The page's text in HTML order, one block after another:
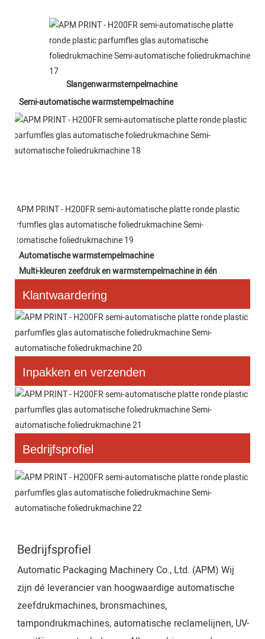
Slangenwarmstempelmachine
Semi-automatische warmstempelmachine
Automatische warmstempelmachine
Multi-kleuren zeefdruk en warmstempelmachine in één
Klantwaardering
Inpakken en verzenden
Bedrijfsprofiel
Bedrijfsprofiel
Automatic Packaging Machinery Co., Ltd. (APM) Wij
zijn dé leverancier van hoogwaardige automatische
zeefdrukmachines, bronsmachines,
tampondrukmachines, automatische reclamelijnen, UV-